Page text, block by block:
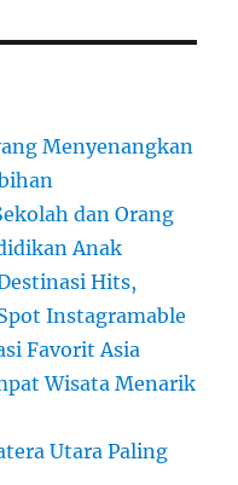
Menyenangkan
dan Orang
Anak
Hits,
Instagramable
Favorit Asia
Wisata Menarik
Utara Paling